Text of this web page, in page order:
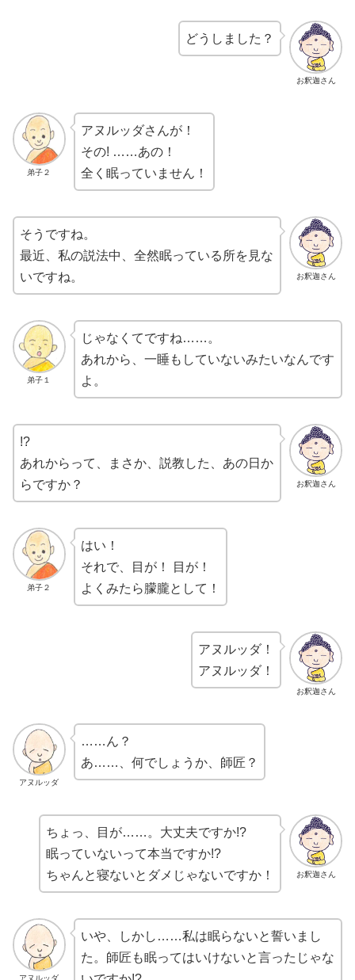
お釈迦さん
どうしました？
弟子２
アヌルッダさんが！
その! ……あの！
全く眠っていません！
お釈迦さん
そうですね。
最近、私の説法中、全然眠っている所を見な
いですね。
弟子１
じゃなくてですね……。
あれから、一睡もしていないみたいなんです
よ。
お釈迦さん
!?
あれからって、まさか、説教した、あの日か
らですか？
弟子２
はい！
それで、目が！ 目が！
よくみたら朦朧として！
お釈迦さん
アヌルッダ！
アヌルッダ！
アヌルッダ
……ん？
あ……、何でしょうか、師匠？
お釈迦さん
ちょっ、目が……。大丈夫ですか!?
眠っていないって本当ですか!?
ちゃんと寝ないとダメじゃないですか！
アヌルッダ
いや、しかし……私は眠らないと誓いまし
た。師匠も眠ってはいけないと言ったじゃな